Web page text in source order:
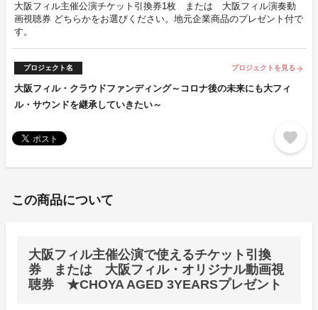
大阪フィル主催公演チケット引換券1枚 または 大阪フィル演奏動
画視聴券 どちらかをお選びください。地元企業商品のプレゼント付で
す。
プロジェクト名 プロジェクトを見る arrow_forward
大阪フィル・クラウドファンディング～コロナ後の未来にも大フィ
ル・サウンドを継承していきたい～
favorite
この商品について
大阪フィル主催公演で使えるチケット引換
券 または 大阪フィル・オリジナル動画視
聴券 ★CHOYA AGED 3YEARSプレゼント